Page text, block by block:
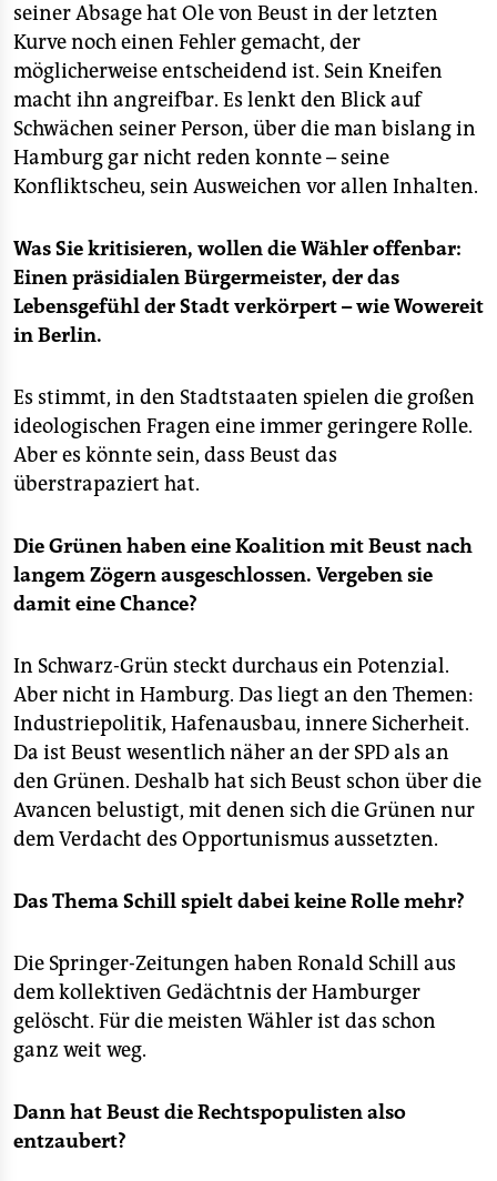
seiner Absage hat Ole von Beust in der letzten
Kurve noch einen Fehler gemacht, der
möglicherweise entscheidend ist. Sein Kneifen
macht ihn angreifbar. Es lenkt den Blick auf
Schwächen seiner Person, über die man bislang in
Hamburg gar nicht reden konnte – seine
Konfliktscheu, sein Ausweichen vor allen Inhalten.
Was Sie kritisieren, wollen die Wähler offenbar:
Einen präsidialen Bürgermeister, der das
Lebensgefühl der Stadt verkörpert – wie Wowereit
in Berlin.
Es stimmt, in den Stadtstaaten spielen die großen
ideologischen Fragen eine immer geringere Rolle.
Aber es könnte sein, dass Beust das
überstrapaziert hat.
Die Grünen haben eine Koalition mit Beust nach
langem Zögern ausgeschlossen. Vergeben sie
damit eine Chance?
In Schwarz-Grün steckt durchaus ein Potenzial.
Aber nicht in Hamburg. Das liegt an den Themen:
Industriepolitik, Hafenausbau, innere Sicherheit.
Da ist Beust wesentlich näher an der SPD als an
den Grünen. Deshalb hat sich Beust schon über die
Avancen belustigt, mit denen sich die Grünen nur
dem Verdacht des Opportunismus aussetzten.
Das Thema Schill spielt dabei keine Rolle mehr?
Die Springer-Zeitungen haben Ronald Schill aus
dem kollektiven Gedächtnis der Hamburger
gelöscht. Für die meisten Wähler ist das schon
ganz weit weg.
Dann hat Beust die Rechtspopulisten also
entzaubert?